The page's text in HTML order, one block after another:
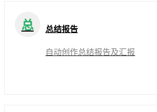
总 总结报告
自动创作总结报告及汇报